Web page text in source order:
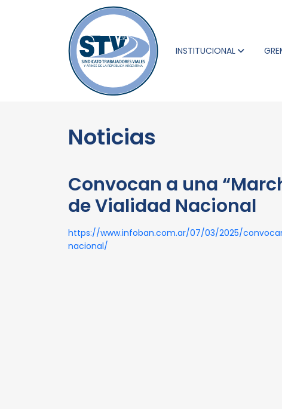
INSTITUCIONAL
Noticias
Convocan a una
de Vialidad Nacional
https://www.infoban.com.ar/07/03/2025/
nacional/